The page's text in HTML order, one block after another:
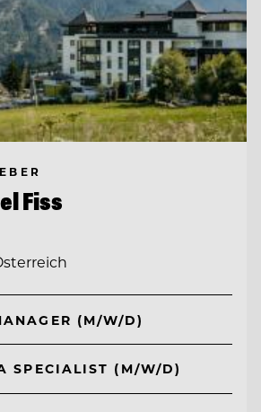
Fiss
(M/W/D)
SPECIALIST (M/W/D)